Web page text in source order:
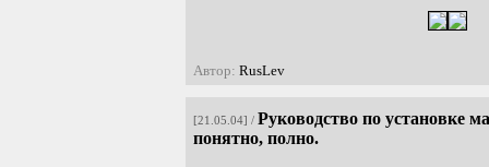
Автор: RusLev
[21.05.04] / Руководство по установке
понятно, полно.